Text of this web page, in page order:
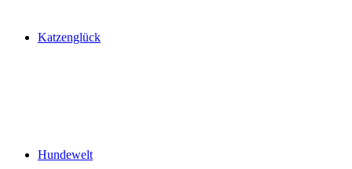
Katzenglück
Hundewelt